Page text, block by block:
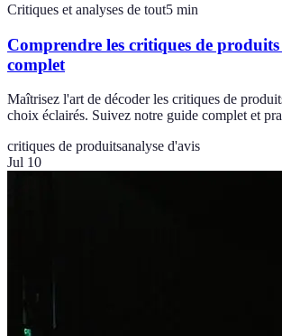
Critiques et analyses de tout5 min
Comprendre les critiques de
complet
Maîtrisez l'art de décoder les critiques de
choix éclairés. Suivez notre guide complet et
critiques de produitsanalyse d'avis
Jul 10